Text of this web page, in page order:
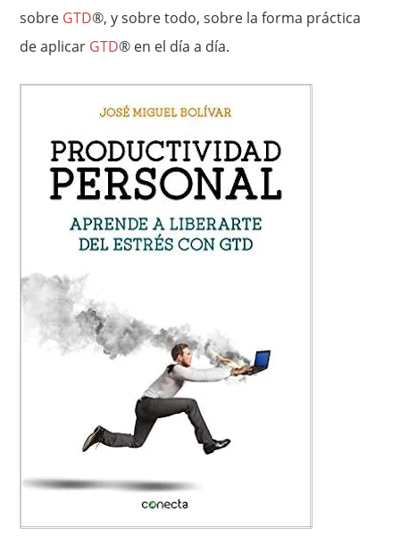
sobre GTD®, y sobre todo, sobre la forma práctica
de aplicar GTD® en el día a día.